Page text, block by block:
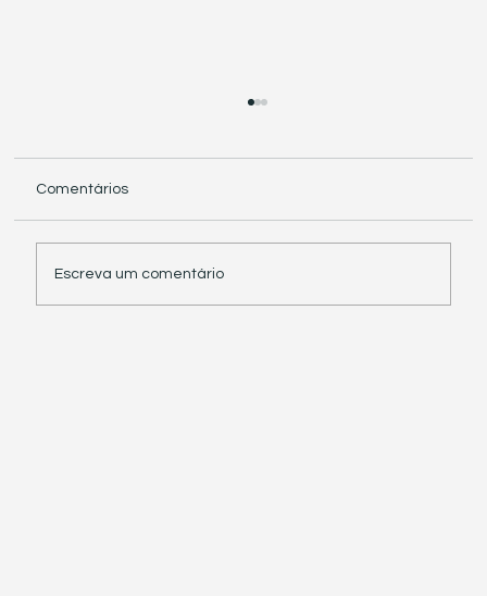
Comentários
Escreva um comentário